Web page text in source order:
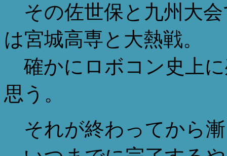
その佐世保と九州大会
は宮城高専と大熱戦。
確かにロボコン史上
思う。
それが終わってから